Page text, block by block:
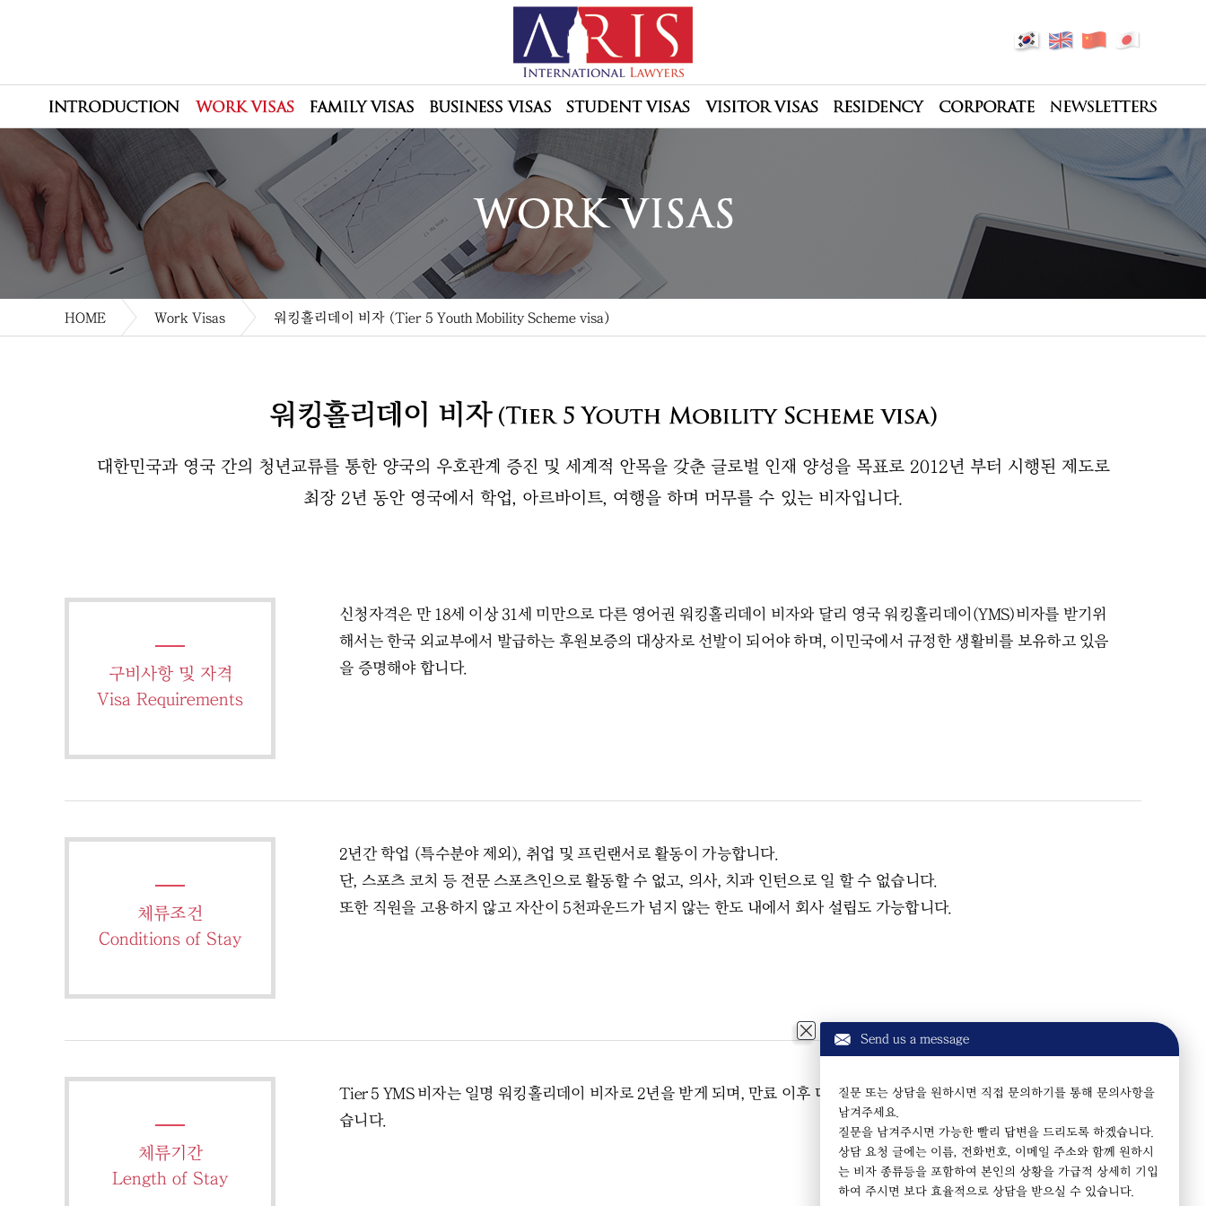
HOME Work Visas 워킹홀리데이 비자 (Tier 5 Youth Mobility Scheme visa)
대한민국과 영국 간의 청년교류를 통한 양국의 우호관계 증진 및 세계적 안목을 갖춘 글로벌 인재 양성을 목표로 2012년 부터 시행된 제도로
최장 2년 동안 영국에서 학업, 아르바이트, 여행을 하며 머무를 수 있는 비자입니다.
구비사항 및 자격
Visa Requirements
신청자격은 만 18세 이상 31세 미만으로 다른 영어권 워킹홀리데이 비자와 달리 영국 워킹홀리데이(YMS)비자를 받기위
해서는 한국 외교부에서 발급하는 후원보증의 대상자로 선발이 되어야 하며, 이민국에서 규정한 생활비를 보유하고 있음
을 증명해야 합니다.
체류조건
Conditions of Stay
2년간 학업 (특수분야 제외), 취업 및 프린랜서로 활동이 가능합니다.
단, 스포츠 코치 등 전문 스포츠인으로 활동할 수 없고, 의사, 치과 인턴으로 일 할 수 없습니다.
또한 직원을 고용하지 않고 자산이 5천파운드가 넘지 않는 한도 내에서 회사 설립도 가능합니다.
체류기간
Length of Stay
Tier 5 YMS 비자는 일명 워킹홀리데이 비자로 2년을 받게 되며, 만료 이후 다른 비자로 전환이나 또는 연장이 허락되지 않
습니다.
Send us a message
질문 또는 상담을 원하시면 직접 문의하기를 통해 문의사항을
남겨주세요.
질문을 남겨주시면 가능한 빨리 답변을 드리도록 하겠습니다.
상담 요청 글에는 이름, 전화번호, 이메일 주소와 함께 원하시
는 비자 종류등을 포함하여 본인의 상황을 가급적 상세히 기입
하여 주시면 보다 효율적으로 상담을 받으실 수 있습니다.